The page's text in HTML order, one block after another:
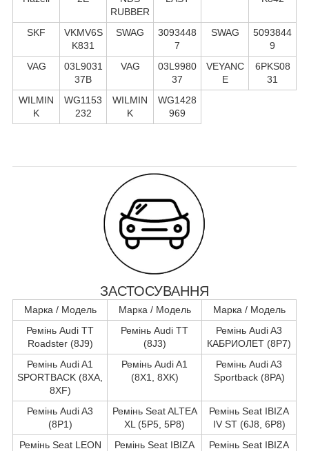
RUBBER
SKF
VKMV6S
K831
SWAG
3093448
7
SWAG
5093844
9
VAG
03L9031
37B
VAG
03L9980
37
VEYANC
E
6PKS08
31
WILMIN
K
WG1153
232
WILMIN
K
WG1428
969
ЗАСТОСУВАННЯ
Марка / Модель Марка / Модель
Марка / Модель
Ремінь Audi TT
Roadster (8J9)
Ремінь Audi TT
(8J3)
Ремінь Audi A3
КАБРИОЛЕТ (8P7)
Ремінь Audi A1
SPORTBACK (8XA,
8XF)
Ремінь Audi A1
(8X1, 8XK)
Ремінь Audi A3
Sportback (8PA)
Ремінь Audi A3
(8P1)
Ремінь Seat ALTEA
XL (5P5, 5P8)
Ремінь Seat IBIZA
IV ST (6J8, 6P8)
Ремінь Seat LEON
Ремінь Seat IBIZA
Ремінь Seat IBIZA